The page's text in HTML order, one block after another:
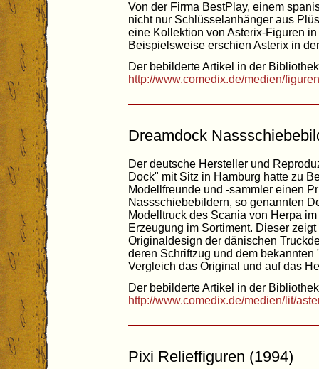
Von der Firma BestPlay, einem
nicht nur Schlüsselanhänger aus
eine Kollektion von Asterix-Figuren
Beispielsweise erschien Asterix in
Der bebilderte Artikel in der
http://www.comedix.de/medien/
Dreamdock
Der deutsche Hersteller und
Dock" mit Sitz in Hamburg hatte zu
Modellfreunde und -sammler einen
Nassschiebebildern, so genannten
Modelltruck des Scania von Herpa
Erzeugung im Sortiment. Dieser
Originaldesign der dänischen
deren Schriftzug und dem
Vergleich das Original und auf das
Der bebilderte Artikel in der
http://www.comedix.de/medien/lit/
Pixi Relieffiguren (1994)